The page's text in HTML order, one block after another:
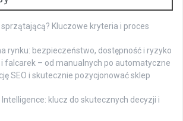
Kluczowe kryteria i proces
rynku: bezpieczeństwo, dostępność i ryzyko
i falcarek – od manualnych po automatyczne
SEO i skutecznie pozycjonować sklep
klucz do skutecznych decyzji i